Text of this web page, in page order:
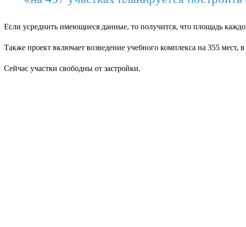
Если усреднить имеющиеся данные, то получится, что площадь
Также проект включает возведение учебного комплекса на 355
Сейчас участки свободны от застройки.